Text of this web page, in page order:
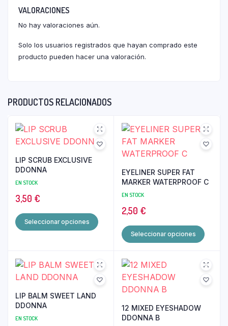
VALORACIONES
No hay valoraciones aún.
Solo los usuarios registrados que hayan comprado este
producto pueden hacer una valoración.
PRODUCTOS RELACIONADOS
LIP SCRUB EXCLUSIVE
DDONNA
EN STOCK
3,50 €
Seleccionar opciones
Este
producto
variantes.
Las
opciones
pueden
EYELINER SUPER FAT
MARKER WATERPROOF C
EN STOCK
2,50 €
Seleccionar opciones
Este
LIP BALM SWEET LAND
DDONNA
EN STOCK
12 MIXED EYESHADOW
DDONNA B